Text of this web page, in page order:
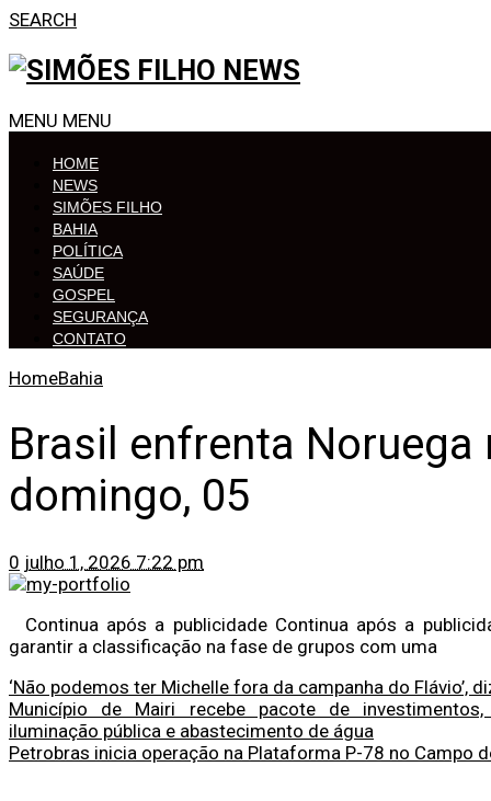
SEARCH
MENU MENU
HOME
NEWS
SIMÕES FILHO
BAHIA
POLÍTICA
SAÚDE
GOSPEL
SEGURANÇA
CONTATO
HomeBahia
Brasil enfrenta
domingo, 05
0 julho 1, 2026 7:22 pm
Continua após a publicidade Continua após a
garantir a classificação na fase de grupos com uma
‘Não podemos ter Michelle fora da campanha do Flávio’,
Município de Mairi recebe pacote de
iluminação pública e abastecimento de água
Petrobras inicia operação na Plataforma P-78 no Campo